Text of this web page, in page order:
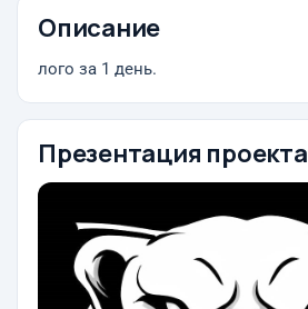
Описание
лого за 1 день.
Презентация проекта